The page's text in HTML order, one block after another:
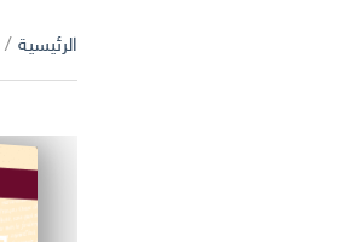
الرئيسية /